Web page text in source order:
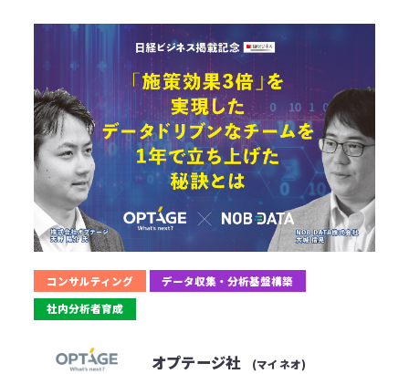
コンサルティング
データ収集・分析基盤構築
社内分析者育成
オプテージ社 (マイネオ)